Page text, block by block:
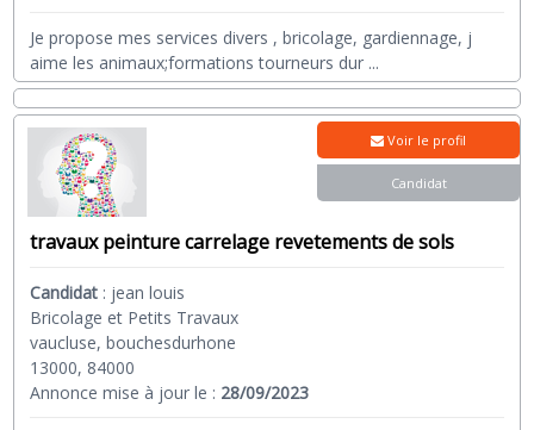
Je propose mes services divers , bricolage, gardiennage, j
aime les animaux;formations tourneurs dur ...
travaux peinture carrelage revetements de sols
Candidat : jean louis
Bricolage et Petits Travaux
vaucluse, bouchesdurhone
13000, 84000
Annonce mise à jour le : 28/09/2023
Voir le profil
Candidat